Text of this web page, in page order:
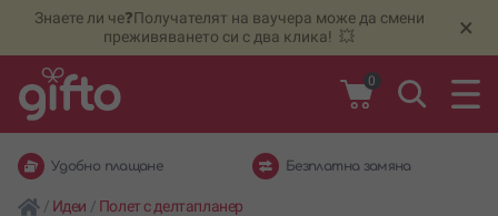
Знаете ли че❓Получателят на ваучера може да смени
преживяването си с два клика! 💥
×
0
Удобно плащане Безплатна замяна
/ Идеи / Полет с делтапланер